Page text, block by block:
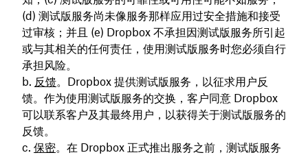
(d) 测试版服务尚未像服务那样应用过安全措施和接受
过审核；并且 (e) Dropbox 不承担因测试版服务所引起
或与其相关的任何责任，使用测试版服务时您必须自行
承担风险。
反馈。Dropbox 提供测试版服务，以征求用户反
馈。作为使用测试版服务的交换，客户同意 Dropbox
可以联系客户及其最终用户，以获得关于测试版服务的
反馈。
保密。在 Dropbox 正式推出服务之前，测试版服务